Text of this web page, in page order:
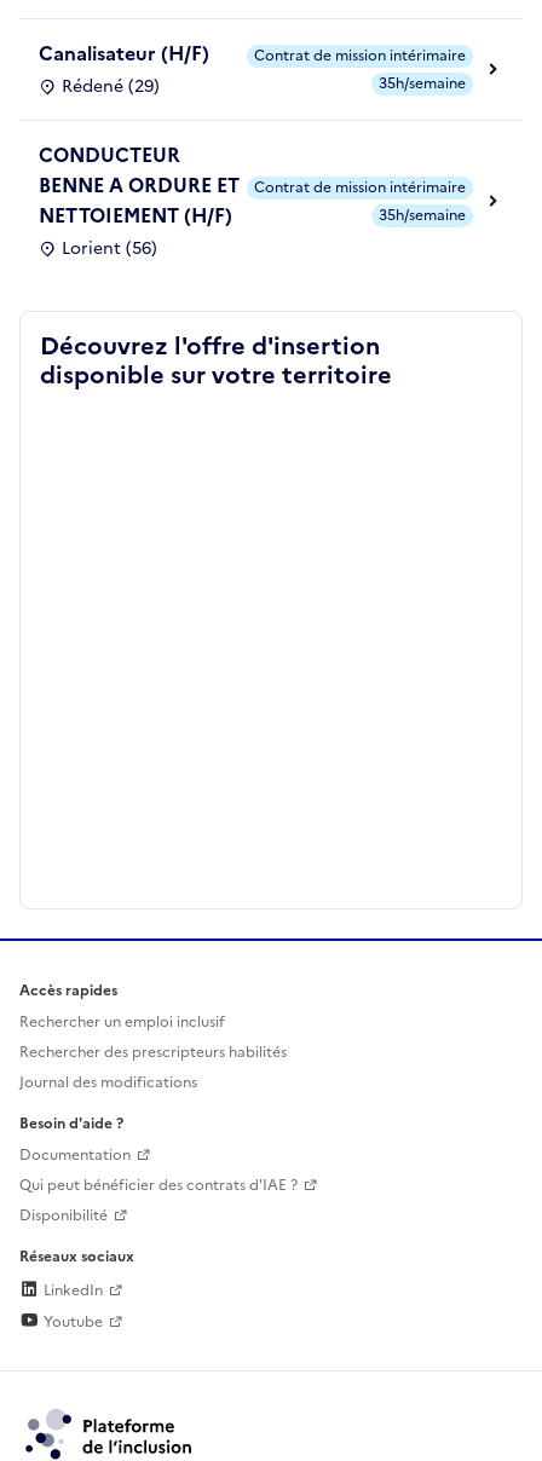
Canalisateur (H/F)
Rédené (29)
Contrat de mission intérimaire
35h/semaine
CONDUCTEUR
BENNE A ORDURE ET
NETTOIEMENT (H/F)
Lorient (56)
Contrat de mission intérimaire
35h/semaine
Découvrez l'offre d'insertion
disponible sur votre territoire
Accès rapides
Rechercher un emploi inclusif
Rechercher des prescripteurs habilités
Journal des modifications
Besoin d'aide ?
Documentation
Qui peut bénéficier des contrats d'IAE ?
Disponibilité
Réseaux sociaux
LinkedIn
Youtube